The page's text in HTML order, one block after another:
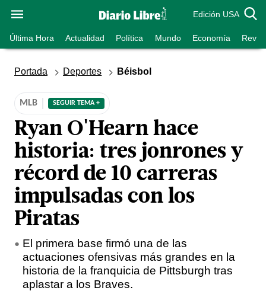
Edición USA
Última Hora Actualidad Política Mundo Economía
Portada Deportes Béisbol
MLB SEGUIR TEMA +
Ryan O'Hearn hace
historia: tres jonrones y
récord de 10 carreras
impulsadas con los
Piratas
El primera base firmó una de las
actuaciones ofensivas más grandes en la
historia de la franquicia de Pittsburgh tras
aplastar a los Braves.